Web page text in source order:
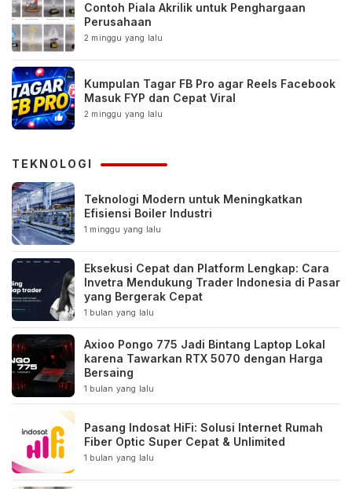
Contoh Piala Akrilik untuk Penghargaan
Perusahaan
2 minggu yang lalu
Kumpulan Tagar FB Pro agar Reels Facebook
Masuk FYP dan Cepat Viral
2 minggu yang lalu
TEKNOLOGI
Teknologi Modern untuk Meningkatkan
Efisiensi Boiler Industri
1 minggu yang lalu
Eksekusi Cepat dan Platform Lengkap: Cara
Invetra Mendukung Trader Indonesia di Pasar
yang Bergerak Cepat
1 bulan yang lalu
Axioo Pongo 775 Jadi Bintang Laptop Lokal
karena Tawarkan RTX 5070 dengan Harga
Bersaing
1 bulan yang lalu
Pasang Indosat HiFi: Solusi Internet Rumah
Fiber Optic Super Cepat & Unlimited
1 bulan yang lalu